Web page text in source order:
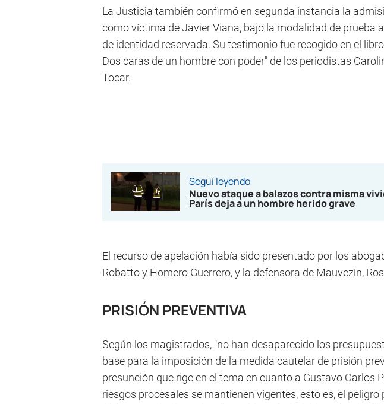
La Justicia también confirmó en segunda instancia la
como víctima de Javier Viana, bajo la modalidad de prueba
de identidad reservada. Su testimonio fue recogido en el
Dos caras de un hombre con poder" de los periodistas
Tocar.
Seguí leyendo
Nuevo ataque a balazos contra misma
París deja a un hombre herido grave
El recurso de apelación había sido presentado por los
Robatto y Homero Guerrero, y la defensora de Mauvezín,
PRISIÓN PREVENTIVA
Según los magistrados, "no han desaparecido los
base para la imposición de la medida cautelar de prisión
presunción que rige en el tema en cuanto a Gustavo Carlos
riesgos procesales se mantienen vigentes, esto es, el